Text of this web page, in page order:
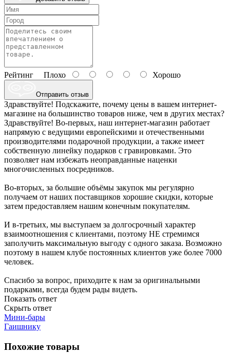
Рейтинг Плохо Хорошо
Отправить отзыв
Здравствуйте! Подскажите, почему цены в вашем интернет-
магазине на большинство товаров ниже, чем в других местах?
Здравствуйте! Во-первых, наш интернет-магазин работает
напрямую с ведущими европейскими и отечественными
производителями подарочной продукции, а также имеет
собственную линейку подарков с гравировками. Это
позволяет нам избежать неоправданные наценки
многочисленных посредников.
Во-вторых, за большие объёмы закупок мы регулярно
получаем от наших поставщиков хорошие скидки, которые
затем предоставляем нашим конечным покупателям.
И в-третьих, мы выступаем за долгосрочный характер
взаимоотношения с клиентами, поэтому НЕ стремимся
заполучить максимальную выгоду с одного заказа. Возможно
поэтому в нашем клубе постоянных клиентов уже более 7000
человек.
Спасибо за вопрос, приходите к нам за оригинальными
подарками, всегда будем рады видеть.
Показать ответ
Скрыть ответ
Мини-бары
Гаишнику
Похожие товары